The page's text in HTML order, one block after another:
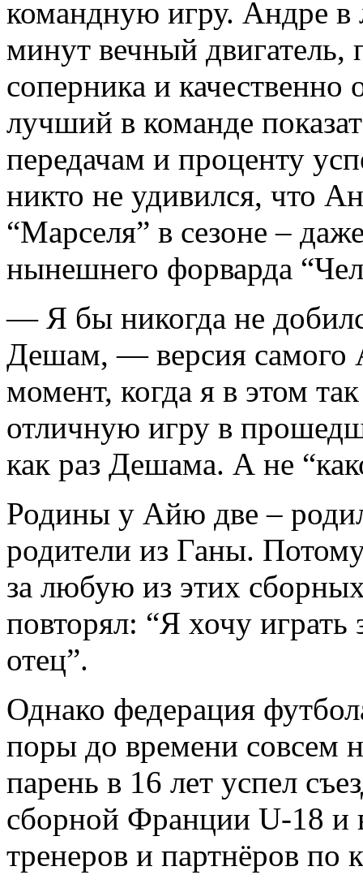
командную игру. Андре в
минут вечный двигатель,
соперника и
лучший в команде
передачам и проценту
никто не удивился, что
“Марселя” в сезоне –
нынешнего форварда
— Я бы никогда не
Дешам, — версия самого
момент, когда я в этом
отличную игру в
как раз Дешама. А не
Родины у Айю две –
родители из Ганы.
за любую из этих
повторял: “Я хочу
отец”.
Однако федерация
поры до времени совсем
парень в 16 лет успел
сборной Франции U-18 и
тренеров и партнёров по